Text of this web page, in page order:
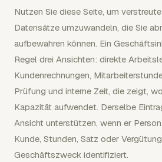
Nutzen Sie diese Seite, um
Datensätze umzuwandeln, die Sie
aufbewahren können. Ein
Regel drei Ansichten: direkte
Kundenrechnungen,
Prüfung und interne Zeit, die zeigt,
Kapazität aufwendet. Derselbe
Ansicht unterstützen, wenn er
Kunde, Stunden, Satz oder
Geschäftszweck identifiziert.